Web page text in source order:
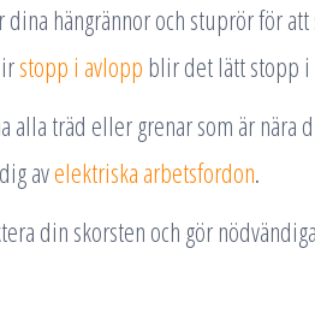
dina hängrännor och stuprör för
stopp i avlopp blir det lätt stopp
alla träd eller grenar som är nära
avelektriska arbetsfordon.
din skorsten och gör